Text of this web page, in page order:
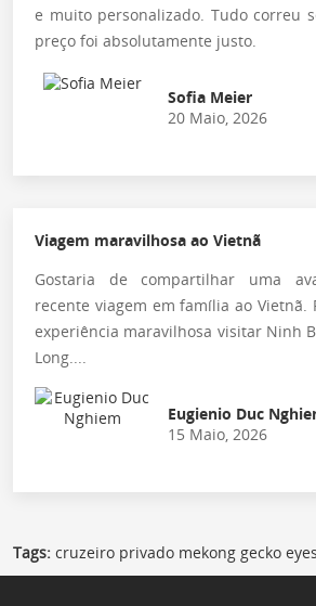
e muito personalizado. Tudo correu
preço foi absolutamente justo.
Sofia Meier
20 Maio, 2026
Viagem maravilhosa ao Vietnã
Gostaria de compartilhar uma
recente viagem em família ao Vietnã.
experiência maravilhosa visitar Ninh
Long....
Eugienio Duc
15 Maio, 2026
Tags: cruzeiro privado mekong gecko eyes